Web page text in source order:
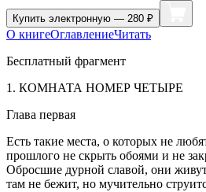
Купить электронную — 280 ₽
О книгеОглавлениеЧитать
Бесплатный фрагмент
1. КОМНАТА НОМЕР ЧЕТЫРЕ
Глава первая
Есть такие места, о которых не
прошлого не скрыть обоями и не
Обросшие дурной славой, они
там не бежит, но мучительно